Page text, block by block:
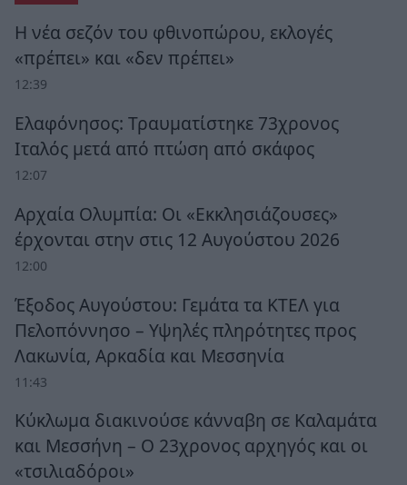
Η νέα σεζόν του φθινοπώρου, εκλογές
«πρέπει» και «δεν πρέπει»
12:39
Ελαφόνησος: Τραυματίστηκε 73χρονος
Ιταλός μετά από πτώση από σκάφος
12:07
Αρχαία Ολυμπία: Οι «Εκκλησιάζουσες»
έρχονται στην στις 12 Αυγούστου 2026
12:00
Έξοδος Αυγούστου: Γεμάτα τα ΚΤΕΛ για
Πελοπόννησο – Υψηλές πληρότητες προς
Λακωνία, Αρκαδία και Μεσσηνία
11:43
Κύκλωμα διακινούσε κάνναβη σε Καλαμάτα
και Μεσσήνη – Ο 23χρονος αρχηγός και οι
«τσιλιαδόροι»